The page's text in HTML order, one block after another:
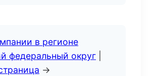
в регионе
федеральный округ
→